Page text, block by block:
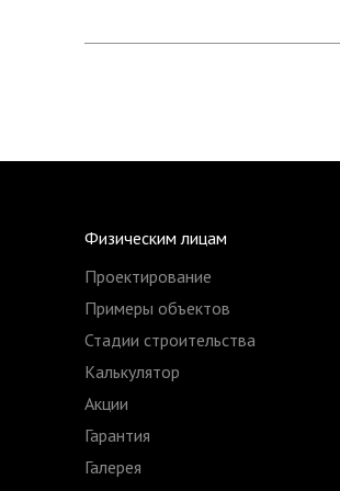
Физическим лицам
Проектирование
Примеры объектов
Стадии строительства
Калькулятор
Акции
Гарантия
Галерея